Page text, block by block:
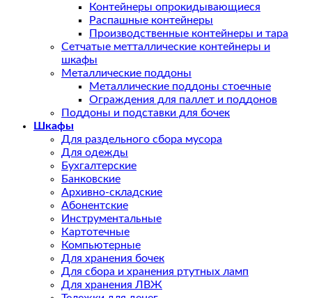
Контейнеры опрокидывающиеся
Распашные контейнеры
Производственные контейнеры и тара
Сетчатые метталлические контейнеры и
шкафы
Металлические поддоны
Металлические поддоны стоечные
Ограждения для паллет и поддонов
Поддоны и подставки для бочек
Шкафы
Для раздельного сбора мусора
Для одежды
Бухгалтерские
Банковские
Архивно-складские
Абонентские
Инструментальные
Картотечные
Компьютерные
Для хранения бочек
Для сбора и хранения ртутных ламп
Для хранения ЛВЖ